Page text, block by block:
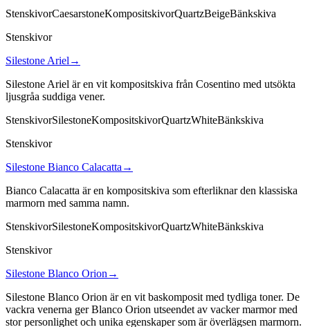
StenskivorCaesarstoneKompositskivorQuartzBeigeBänkskiva
Stenskivor
Silestone Ariel →
Silestone Ariel är en vit kompositskiva från Cosentino med utsökta
ljusgråa suddiga vener.
StenskivorSilestoneKompositskivorQuartzWhiteBänkskiva
Stenskivor
Silestone Bianco Calacatta →
Bianco Calacatta är en kompositskiva som efterliknar den klassiska
marmorn med samma namn.
StenskivorSilestoneKompositskivorQuartzWhiteBänkskiva
Stenskivor
Silestone Blanco Orion →
Silestone Blanco Orion är en vit baskomposit med tydliga toner. De
vackra venerna ger Blanco Orion utseendet av vacker marmor med
stor personlighet och unika egenskaper som är överlägsen marmorn.